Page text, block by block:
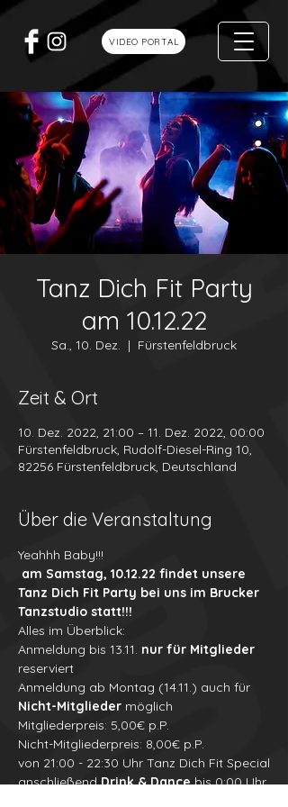
VIDEO PORTAL
Tanz Dich Fit Party
am 10.12.22
Sa., 10. Dez.
  |
Fürstenfeldbruck
Zeit & Ort
10. Dez. 2022, 21:00 – 11. Dez. 2022, 00:00
Fürstenfeldbruck, Rudolf-Diesel-Ring 10,
82256 Fürstenfeldbruck, Deutschland
Über die Veranstaltung
Yeahhh Baby!!!
am Samstag, 10.12.22 findet unsere
Tanz Dich Fit Party bei uns im Brucker
Tanzstudio statt!!!
Alles im Überblick:
Anmeldung bis 13.11. nur für Mitglieder
reserviert
Anmeldung ab Montag (14.11.) auch für
Nicht-Mitglieder möglich
Mitgliederpreis: 5,00€ p.P.
Nicht-Mitgliederpreis: 8,00€ p.P.
von 21:00 - 22:30 Uhr Tanz Dich Fit Special
anschließend Drink & Dance bis 0:00 Uhr